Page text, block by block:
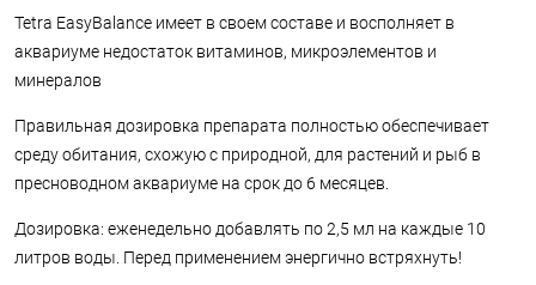
Tetra EasyBalance имеет в своем составе и восполняет в
аквариуме недостаток витаминов, микроэлементов и
минералов
Правильная дозировка препарата полностью обеспечивает
среду обитания, схожую с природной, для растений и рыб в
пресноводном аквариуме на срок до 6 месяцев.
Дозировка: еженедельно добавлять по 2,5 мл на каждые 10
литров воды. Перед применением энергично встряхнуть!